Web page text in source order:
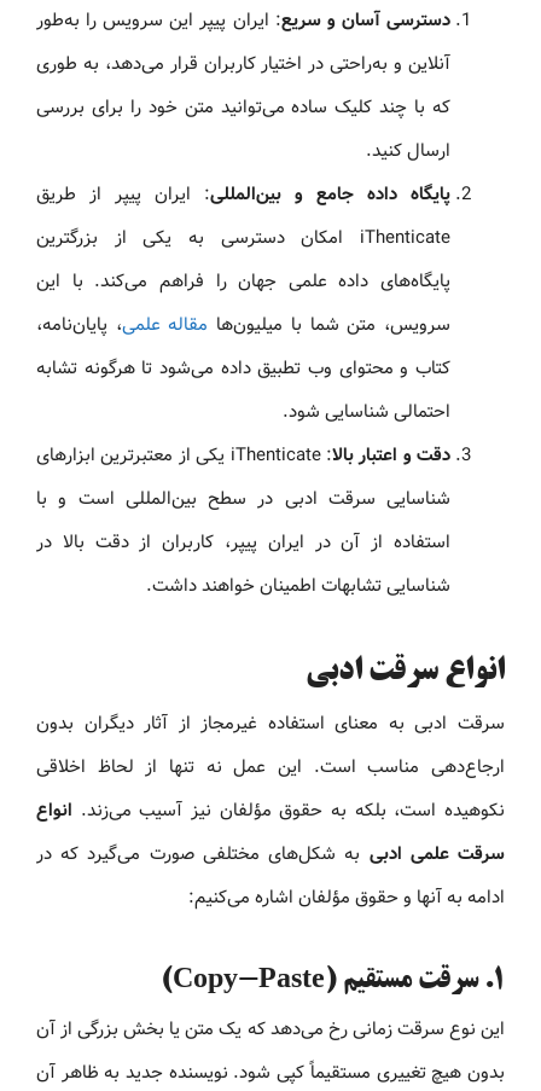
دسترسی آسان و سریع: ایران پیپر این سرویس را به‌طور
آنلاین و به‌راحتی در اختیار کاربران قرار می‌دهد، به طوری
که با چند کلیک ساده می‌توانید متن خود را برای بررسی
ارسال کنید.
پایگاه داده جامع و بین‌المللی: ایران پیپر از طریق
iThenticate امکان دسترسی به یکی از بزرگترین
پایگاه‌های داده علمی جهان را فراهم می‌کند. با این
سرویس، متن شما با میلیون‌ها مقاله علمی، پایان‌نامه،
کتاب و محتوای وب تطبیق داده می‌شود تا هرگونه تشابه
احتمالی شناسایی شود.
دقت و اعتبار بالا
: iThenticate یکی از معتبرترین ابزارهای
شناسایی سرقت ادبی در سطح بین‌المللی است و با
استفاده از آن در ایران پیپر، کاربران از دقت بالا در
شناسایی تشابهات اطمینان خواهند داشت.
انواع سرقت ادبی
سرقت ادبی به معنای استفاده غیرمجاز از آثار دیگران بدون
ارجاع‌دهی مناسب است. این عمل نه تنها از لحاظ اخلاقی
نکوهیده است، بلکه به حقوق مؤلفان نیز آسیب می‌زند. انواع
سرقت علمی ادبی به شکل‌های مختلفی صورت می‌گیرد که در
ادامه به آنها و حقوق مؤلفان اشاره می‌کنیم:
۱. سرقت مستقیم (Copy-Paste)
این نوع سرقت زمانی رخ می‌دهد که یک متن یا بخش بزرگی از آن
بدون هیچ تغییری مستقیماً کپی شود. نویسنده جدید به‌ ظاهر آن